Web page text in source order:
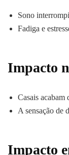
Sono
Fadiga e
Impacto
Casais acabam
A sensação de
Impacto